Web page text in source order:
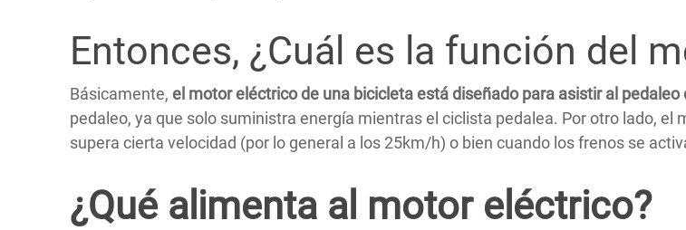
Entonces, ¿Cuál es la función del
Básicamente, el motor eléctrico de una bicicleta está diseñado para asistir al pedaleo
pedaleo, ya que solo suministra energía mientras el ciclista pedalea. Por otro lado,
supera cierta velocidad (por lo general a los 25km/h) o bien cuando los frenos se
¿Qué alimenta al motor eléctrico?